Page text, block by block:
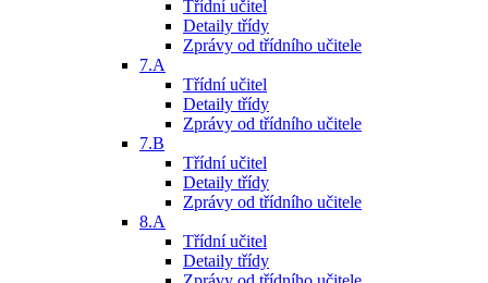
Třídní učitel
Detaily třídy
Zprávy od třídního učitele
7.A
Třídní učitel
Detaily třídy
Zprávy od třídního učitele
7.B
Třídní učitel
Detaily třídy
Zprávy od třídního učitele
8.A
Třídní učitel
Detaily třídy